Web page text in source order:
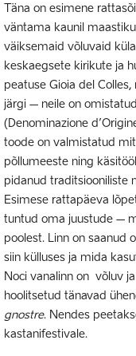
Täna on esimene
väntama kaunil
väiksemaid võluvaid
keskaegsete kirikute ja
peatuse Gioia del
järgi – neile on
(Denominazione
toode on valmistatud
põllumeeste ning
pidanud traditsiooniliste
Esimese rattapäeva
tuntud oma juustude –
poolest. Linn on saanud
siin külluses ja mida
Noci vanalinn on võluv
hoolitsetud tänavad
gnostre. Nendes
kastanifestivale.